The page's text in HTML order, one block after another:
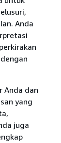
Anda
Anda dan
yang
juga